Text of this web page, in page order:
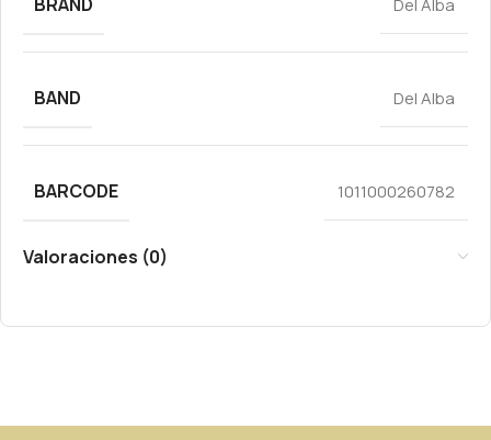
Del Alba
BAND Del Alba
BARCODE 1011000260782
Valoraciones (0)